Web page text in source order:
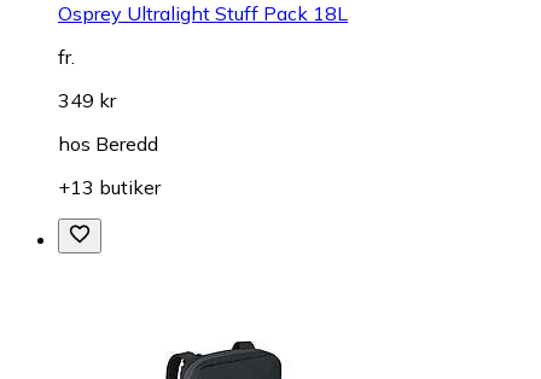
Osprey Ultralight Stuff Pack 18L
fr.
349 kr
hos Beredd
+13 butiker